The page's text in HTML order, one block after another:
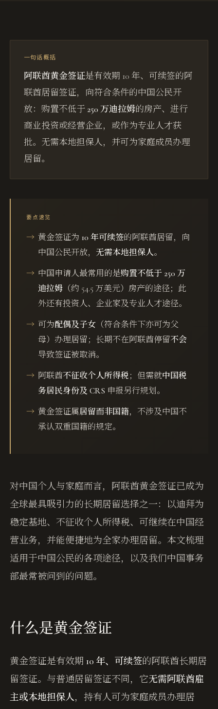
一句话概括
阿联酋黄金签证是有效期 10 年、可续签的阿
联酋居留签证，向符合条件的中国公民开
放：购置不低于 250 万迪拉姆的房产、进行
商业投资或经营企业，或作为专业人才获
批。无需本地担保人，并可为家庭成员办理
居留。
要点速览
黄金签证为 10 年可续签的阿联酋居留，向
中国公民开放， 无需本地担保人。
中国申请人最常用的是购置不低于 250 万
迪拉姆 （约 54.5 万美元）房产的途径；此
外还有投资人、企业家及专业人才途径。
可为配偶及子女 （符合条件下亦可为父
母）办理居留；长期不在阿联酋停留不会
导致签证被取消。
阿联酋不征收个人所得税；但需就中国税
务居民身份及 CRS 申报另行规划。
黄金签证属居留而非国籍，不涉及中国不
承认双重国籍的规定。
对中国个人与家庭而言，阿联酋黄金签证已成为
全球最具吸引力的长期居留选择之一：以迪拜为
稳定基地、不征收个人所得税、可继续在中国经
营业务，并能便捷地为全家办理居留。本文梳理
适用于中国公民的各项途径，以及我们中国事务
部最常被问到的问题。
什么是黄金签证
黄金签证是有效期 10 年、可续签的阿联酋长期居
留签证。与普通居留签证不同，它无需阿联酋雇
主或本地担保人，持有人可为家庭成员办理居